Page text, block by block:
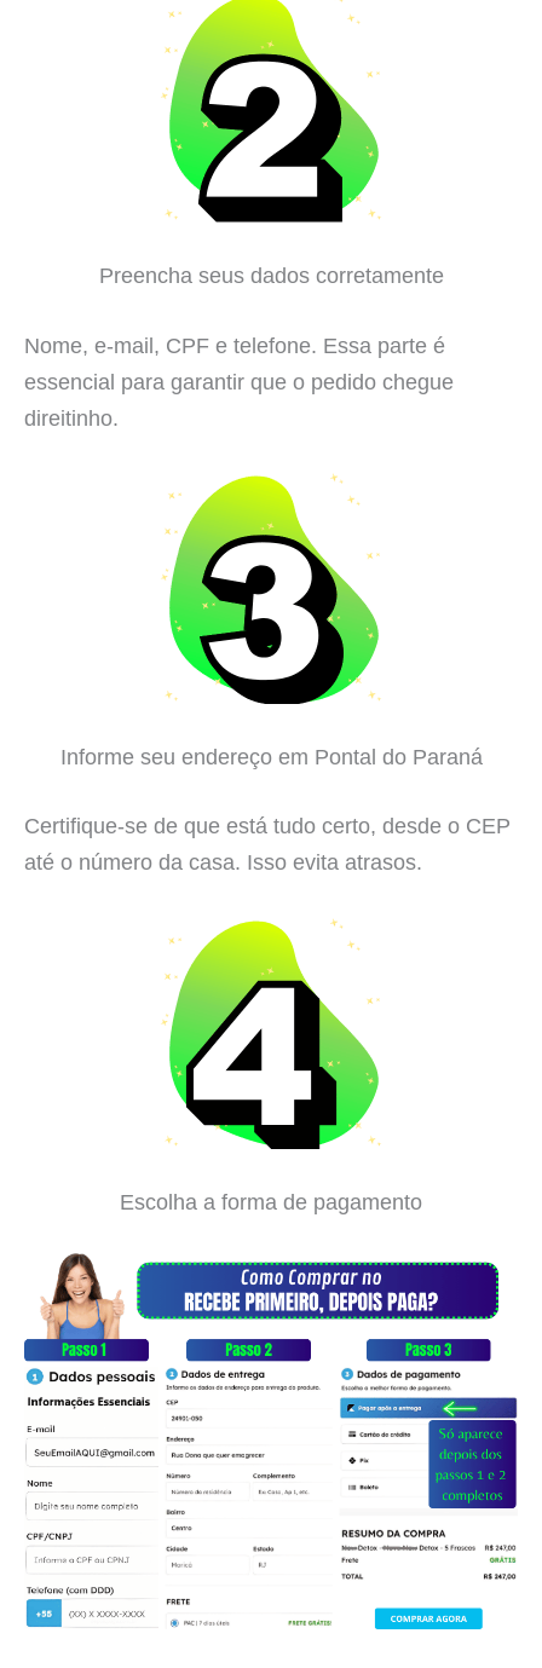
Preencha seus dados corretamente
Nome, e-mail, CPF e telefone. Essa parte é
essencial para garantir que o pedido chegue
direitinho.
Informe seu endereço em Pontal do Paraná
Certifique-se de que está tudo certo, desde o CEP
até o número da casa. Isso evita atrasos.
Escolha a forma de pagamento